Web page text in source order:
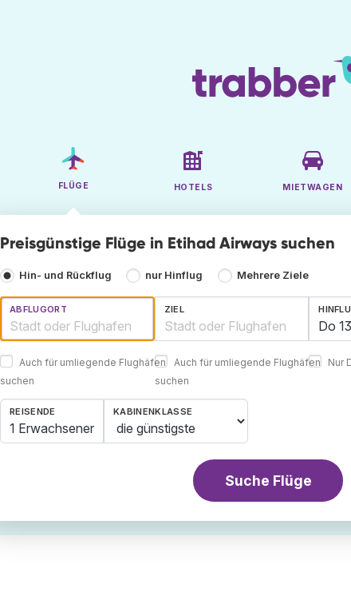
FLÜGE HOTELS MIETWAGEN
Preisgünstige Flüge in Etihad Airways suchen
Hin- und Rückflug nur Hinflug Mehrere Ziele
ABFLUGORT
Auch für umliegende Flughäfen
suchen
ZIEL
Auch für umliegende Flughäfen
suchen
Nur
REISENDE
1 Erwachsener
KABINENKLASSE
Suche Flüge